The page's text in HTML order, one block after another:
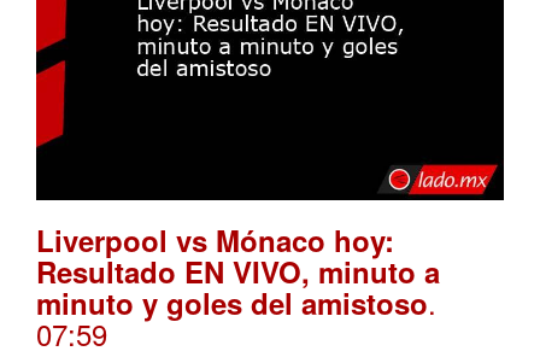
Liverpool vs Mónaco hoy:
Resultado EN VIVO, minuto a
minuto y goles del amistoso.
07:59